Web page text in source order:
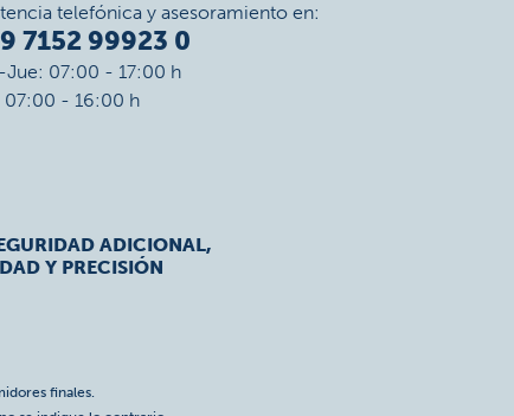
telefónica y asesoramiento en:
7152 99923 0
Jue: 07:00 - 17:00 h
07:00 - 16:00 h
ADICIONAL,
Y PRECISIÓN
finales.